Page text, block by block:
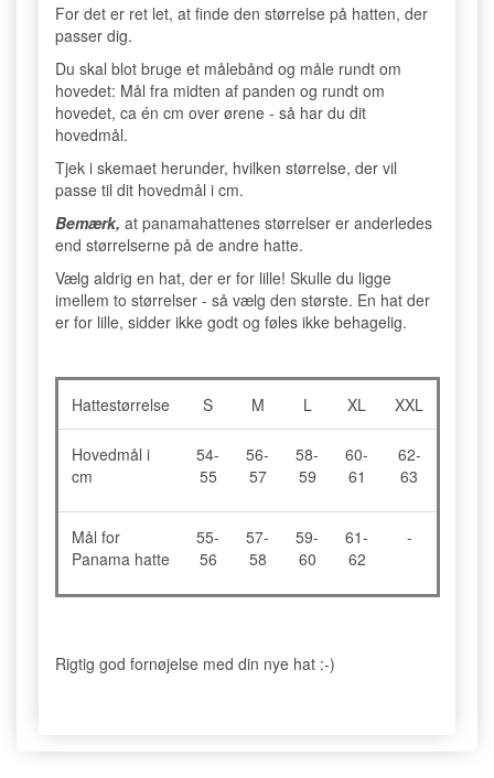
For det er ret let, at finde den størrelse på hatten, der
passer dig.
Du skal blot bruge et målebånd og måle rundt om
hovedet: Mål fra midten af panden og rundt om
hovedet, ca én cm over ørene - så har du dit
hovedmål.
Tjek i skemaet herunder, hvilken størrelse, der vil
passe til dit hovedmål i cm.
Bemærk, at panamahattenes størrelser er anderledes
end størrelserne på de andre hatte.
Vælg aldrig en hat, der er for lille! Skulle du ligge
imellem to størrelser - så vælg den største. En hat der
er for lille, sidder ikke godt og føles ikke behagelig.
Hattestørrelse S M L XL XXL
Hovedmål i
cm
54-
55
56-
57
58-
59
60-
61
62-
63
Mål for
Panama hatte
55-
56
57-
58
59-
60
61-
62
-
Rigtig god fornøjelse med din nye hat :-)